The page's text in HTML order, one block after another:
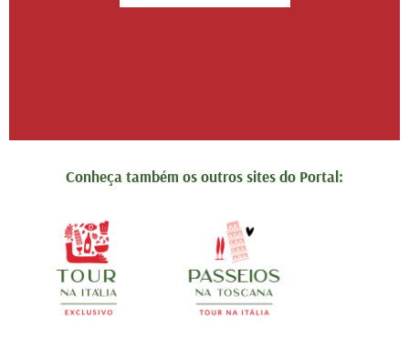
Conheça também os outros sites do Portal: